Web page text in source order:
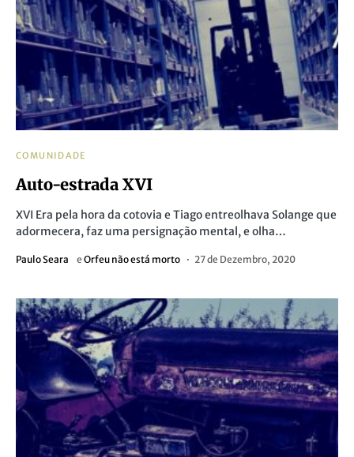
COMUNIDADE
Auto-estrada XVI
XVI Era pela hora da cotovia e Tiago entreolhava Solange que
adormecera, faz uma persignação mental, e olha…
Paulo Seara e Orfeu não está morto 27 de Dezembro, 2020